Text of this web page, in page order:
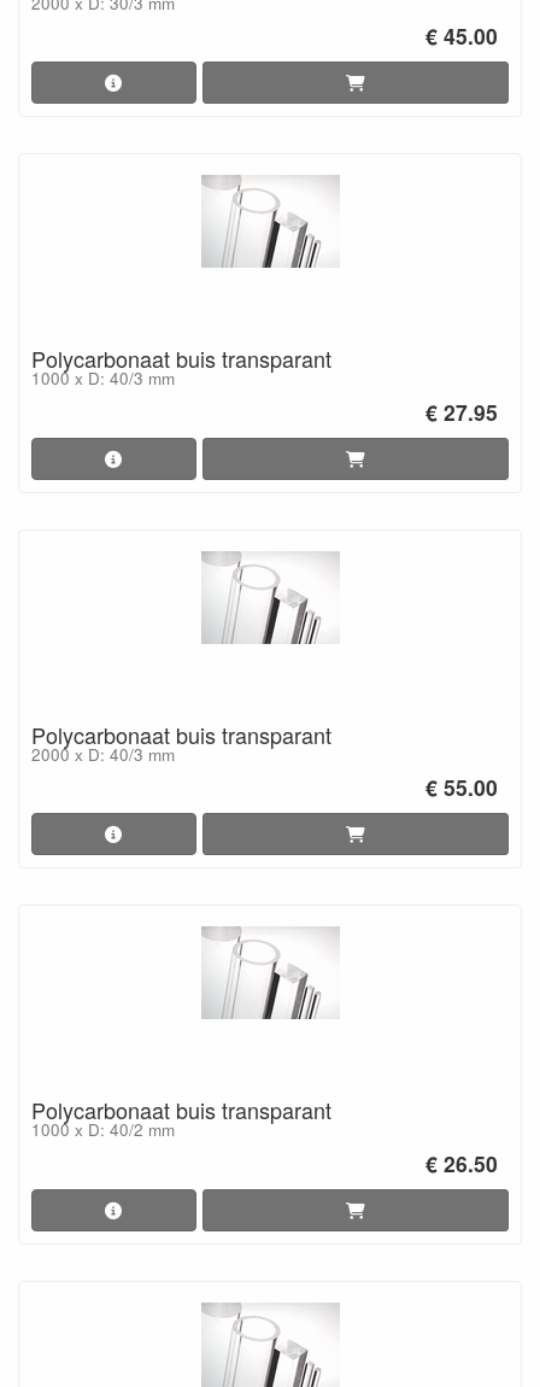
€ 45.00
Polycarbonaat buis transparant
1000 x D: 40/3 mm
€ 27.95
Polycarbonaat buis transparant
2000 x D: 40/3 mm
€ 55.00
Polycarbonaat buis transparant
1000 x D: 40/2 mm
€ 26.50